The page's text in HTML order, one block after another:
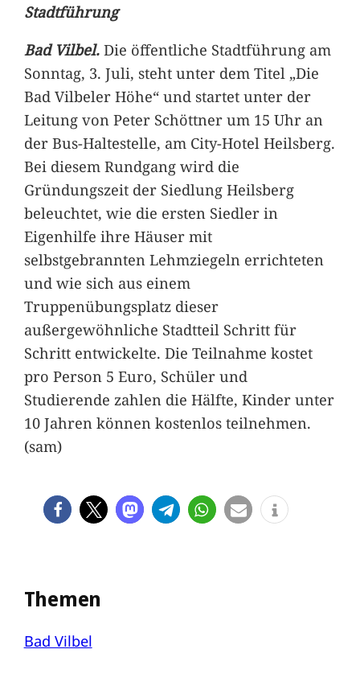
Stadtführung
Bad Vilbel.Die öffentliche Stadtführung am
Sonntag, 3. Juli, steht unter dem Titel „Die
Bad Vilbeler Höhe“ und startet unter der
Leitung von Peter Schöttner um 15 Uhr an
der Bus-Haltestelle, am City-Hotel Heilsberg.
Bei diesem Rundgang wird die
Gründungszeit der Siedlung Heilsberg
beleuchtet, wie die ersten Siedler in
Eigenhilfe ihre Häuser mit
selbstgebrannten Lehmziegeln errichteten
und wie sich aus einem
Truppenübungsplatz dieser
außergewöhnliche Stadtteil Schritt für
Schritt entwickelte. Die Teilnahme kostet
pro Person 5 Euro, Schüler und
Studierende zahlen die Hälfte, Kinder unter
10 Jahren können kostenlos teilnehmen.
(sam)
Themen
Bad Vilbel